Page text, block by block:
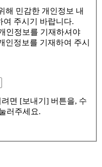
해 민감한 개인정보 내
여 주시기 바랍니다.
인정보를 기재하셔야
인정보를 기재하여 주시
면 [보내기] 버튼을, 수
러주세요.